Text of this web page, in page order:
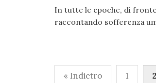
In tutte le epoche, di
raccontando sofferenza
Paginazione
« Indietro 1 2